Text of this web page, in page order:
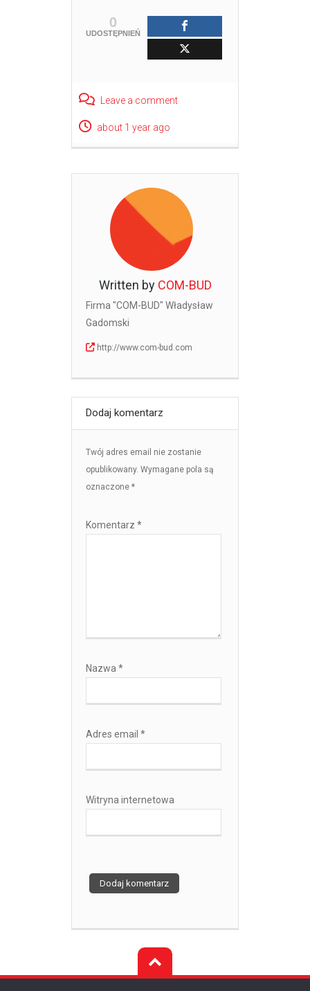
0
UDOSTĘPNIEŃ
Leave a comment
about 1 year ago
Written by COM-BUD
Firma "COM-BUD" Władysław
Gadomski
http://www.com-bud.com
Dodaj komentarz
Twój adres email nie zostanie
opublikowany. Wymagane pola są
oznaczone *
Komentarz *
Nazwa *
Adres email *
Witryna internetowa